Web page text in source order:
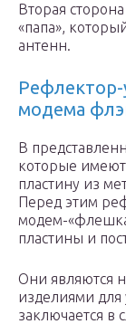
Вторая
«папа»,
антенн.
Рефлектор-
модема
В
которые имеют
пластину из
Перед этим
модем-
пластины и
Они являются
изделиями
заключается